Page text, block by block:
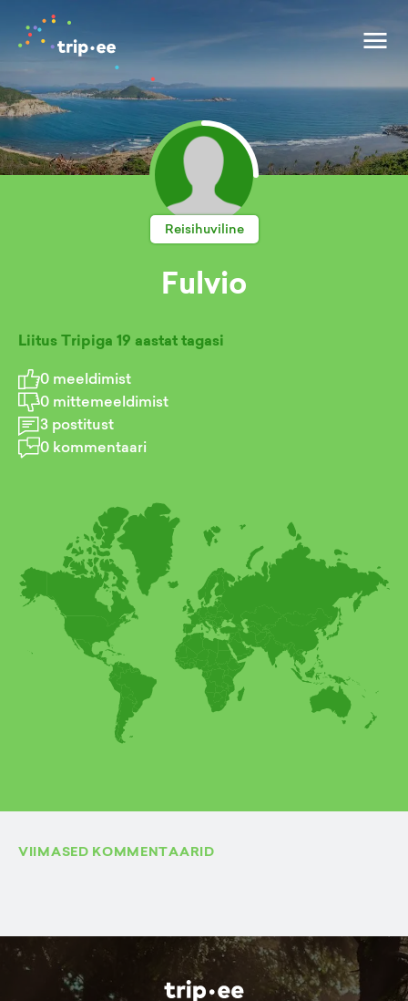
Reisihuviline
Fulvio
Liitus Tripiga 19 aastat tagasi
0 meeldimist
0 mittemeeldimist
3 postitust
0 kommentaari
VIIMASED KOMMENTAARID